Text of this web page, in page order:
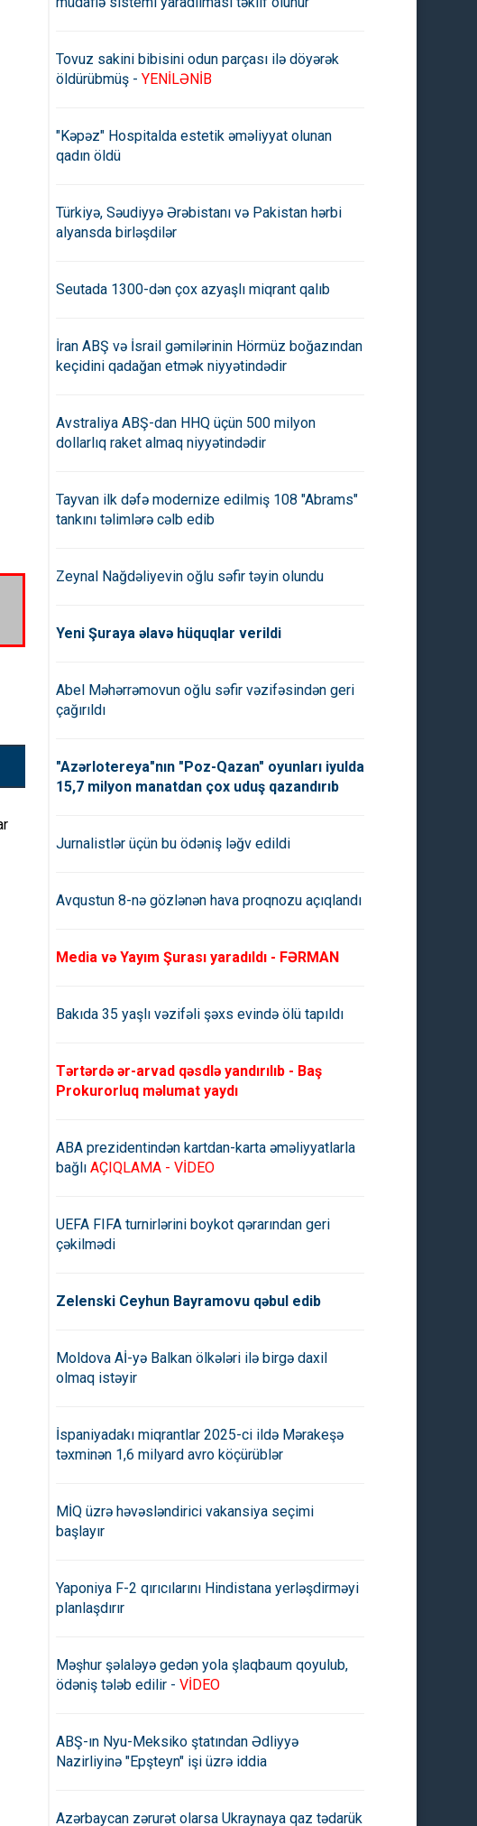
siyasətində uğursuzluq -
satıb Rafaelə verdim” -
Tovuz sakini bibisini odun parçası ilə döyərək
öldürübmüş - YENİLƏNİB
"Kəpəz" Hospitalda estetik əməliyyat olunan
qadın öldü
Türkiyə, Səudiyyə Ərəbistanı və Pakistan hərbi
alyansda birləşdilər
Seutada 1300-dən çox azyaşlı miqrant qalıb
İran ABŞ və İsrail gəmilərinin Hörmüz boğazından
keçidini qadağan etmək niyyətindədir
Avstraliya ABŞ-dan HHQ üçün 500 milyon
dollarlıq raket almaq niyyətindədir
Tayvan ilk dəfə modernize edilmiş 108 "Abrams"
tankını təlimlərə cəlb edib
Zeynal Nağdəliyevin oğlu səfir təyin olundu
Yeni Şuraya əlavə hüquqlar verildi
Abel Məhərrəmovun oğlu səfir vəzifəsindən geri
çağırıldı
"Azərlotereya"nın "Poz-Qazan" oyunları iyulda
15,7 milyon manatdan çox uduş qazandırıb
Jurnalistlər üçün bu ödəniş ləğv edildi
Avqustun 8-nə gözlənən hava proqnozu açıqlandı
Media və Yayım Şurası yaradıldı - FƏRMAN
Bakıda 35 yaşlı vəzifəli şəxs evində ölü tapıldı
Tərtərdə ər-arvad qəsdlə yandırılıb - Baş
Prokurorluq məlumat yaydı
ABA prezidentindən kartdan-karta əməliyyatlarla
bağlı AÇIQLAMA - VİDEO
UEFA FIFA turnirlərini boykot qərarından geri
çəkilmədi
Zelenski Ceyhun Bayramovu qəbul edib
Moldova Aİ-yə Balkan ölkələri ilə birgə daxil
olmaq istəyir
İspaniyadakı miqrantlar 2025-ci ildə Mərakeşə
təxminən 1,6 milyard avro köçürüblər
MİQ üzrə həvəsləndirici vakansiya seçimi
başlayır
Yaponiya F-2 qırıcılarını Hindistana yerləşdirməyi
planlaşdırır
Məşhur şəlaləyə gedən yola şlaqbaum qoyulub,
ödəniş tələb edilir - VİDEO
ABŞ-ın Nyu-Meksiko ştatından Ədliyyə
Nazirliyinə "Epşteyn" işi üzrə iddia
Azərbaycan zərurət olarsa Ukraynaya qaz tədarük